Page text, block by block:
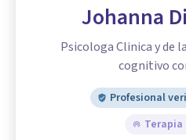
Johanna
Psicologa Clinica y de
cognitivo
Profesional